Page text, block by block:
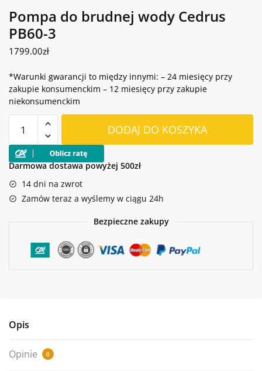
Pompa do brudnej wody Cedrus
PB60-3
1799.00zł
*Warunki gwarancji to między innymi: – 24 miesięcy przy
zakupie konsumenckim – 12 miesięcy przy zakupie
niekonsumenckim
Pompa
do
brudnej
Cedrus
PB60-
DODAJ DO KOSZYKA
Darmowa dostawa powyżej 500zł
14 dni na zwrot
Zamów teraz a wyślemy w ciągu 24h
Bezpieczne zakupy
Opis
Opinie 0